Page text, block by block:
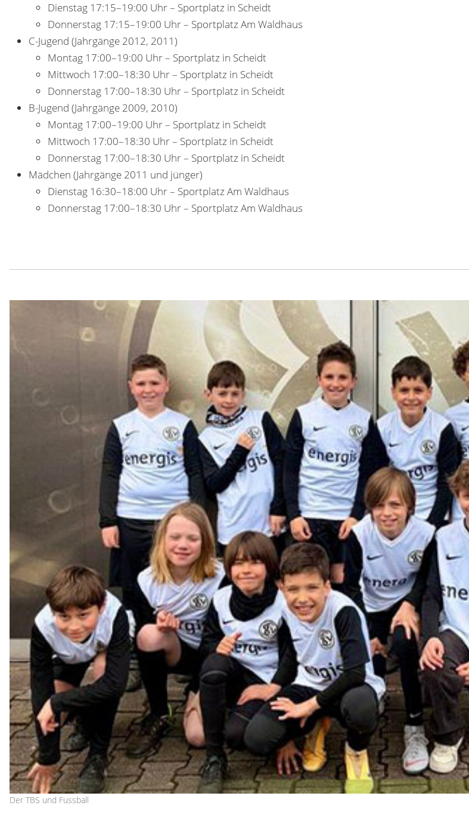
Dienstag 17:15–19:00 Uhr – Sportplatz in Scheidt
Donnerstag 17:15–19:00 Uhr – Sportplatz Am Waldhaus
C-Jugend (Jahrgänge 2012, 2011)
Montag 17:00–19:00 Uhr – Sportplatz in Scheidt
Mittwoch 17:00–18:30 Uhr – Sportplatz in Scheidt
Donnerstag 17:00–18:30 Uhr – Sportplatz in Scheidt
B-Jugend (Jahrgänge 2009, 2010)
Montag 17:00–19:00 Uhr – Sportplatz in Scheidt
Mittwoch 17:00–18:30 Uhr – Sportplatz in Scheidt
Donnerstag 17:00–18:30 Uhr – Sportplatz in Scheidt
Mädchen (Jahrgänge 2011 und jünger)
Dienstag 16:30–18:00 Uhr – Sportplatz Am Waldhaus
Donnerstag 17:00–18:30 Uhr – Sportplatz Am Waldhaus
Der TBS und Fussball